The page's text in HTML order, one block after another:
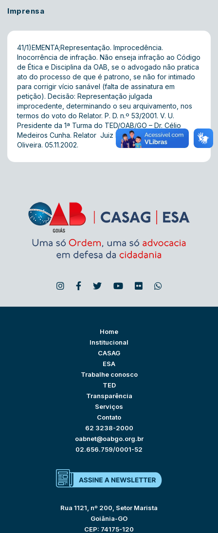
Imprensa
41/1)EMENTA;Representação. Improcedência.
Inocorrência de infração. Não enseja infração ao Código
de Ética e Disciplina da OAB, se o advogado não pratica
ato do processo de que é patrono, se não for intimado
para corrigir vício sanável (falta de assinatura em
petição). Decisão: Representação julgada
improcedente, determinando o seu arquivamento, nos
termos do voto do Relator. P. D. n.º 53/2001. V. U.
Presidente da 1ª Turma do TED/OAB/GO – Dr. Célio
Medeiros Cunha. Relator  Juiz Isaque Lustosa de
Oliveira. 05.11.2002.
Home
Institucional
CASAG
ESA
Trabalhe conosco
TED
Transparência
Serviços
Contato
62 3238-2000
oabnet@oabgo.org.br
02.656.759/0001-52
Rua 1121, nº 200, Setor Marista
Goiânia-GO
CEP: 74175-120